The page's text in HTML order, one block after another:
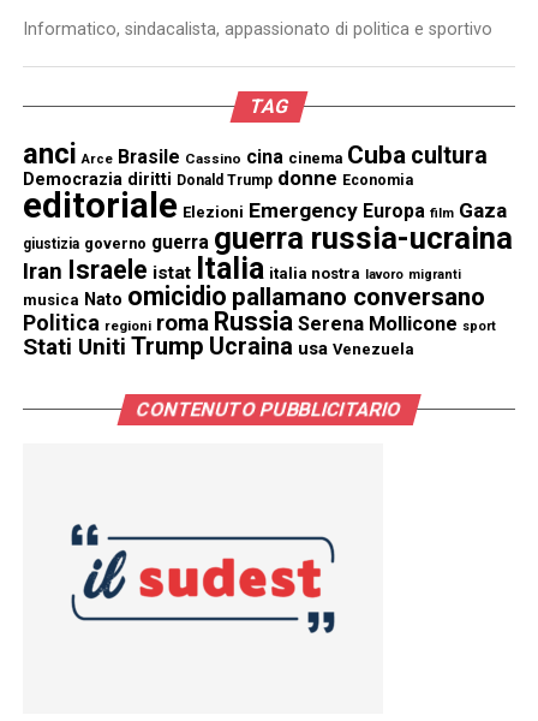
Informatico, sindacalista, appassionato di politica e sportivo
TAG
anci Arce Brasile Cassino cina cinema Cuba cultura
Democrazia diritti Donald Trump donne Economia
editoriale Elezioni Emergency Europa film Gaza
giustizia governo guerra guerra russia-ucraina
Iran Israele istat Italia italia nostra lavoro migranti
musica Nato omicidio pallamano conversano
Politica regioni roma Russia Serena Mollicone sport
Stati Uniti Trump Ucraina usa Venezuela
CONTENUTO PUBBLICITARIO